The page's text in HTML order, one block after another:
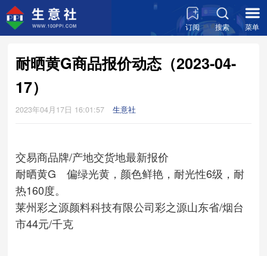
订阅 搜索 菜单
耐晒黄G商品报价动态（2023-04-
17）
2023年04月17日 16:01:57 生意社
交易商品牌/产地交货地最新报价
耐晒黄G 偏绿光黄，颜色鲜艳，耐光性6级，耐
热160度。
莱州彩之源颜料科技有限公司彩之源山东省/烟台
市44元/千克